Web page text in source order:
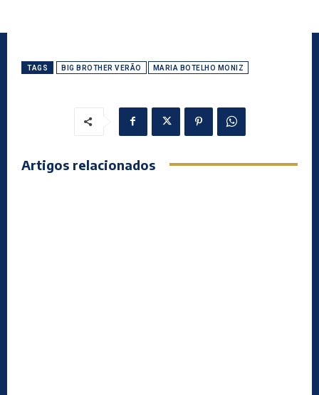
TAGS BIG BROTHER VERÃO MARIA BOTELHO MONIZ
Artigos relacionados